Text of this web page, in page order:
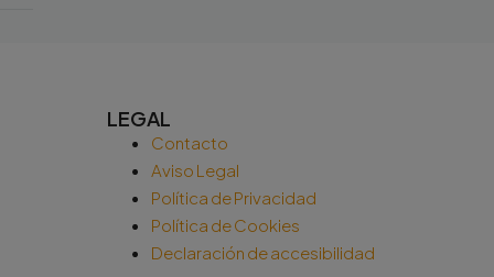
LEGAL
Contacto
Aviso Legal
Política de Privacidad
Política de Cookies
Declaración de accesibilidad